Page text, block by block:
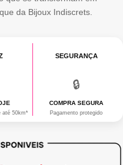
da Bijoux Indiscrets.
até 50km*
SEGURANÇA
🔒
COMPRA SEGURA
Pagamento protegido